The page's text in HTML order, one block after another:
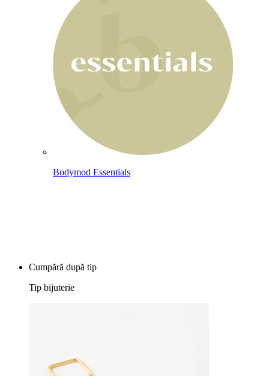
Bodymod Essentials
Cumpără după tip
Tip bijuterie